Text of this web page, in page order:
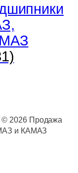
© 2026Продажа
МАЗ и КАМАЗ